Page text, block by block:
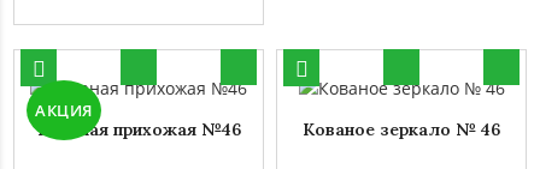
АКЦИЯ
Кованая прихожая №46
Кованое зеркало № 46